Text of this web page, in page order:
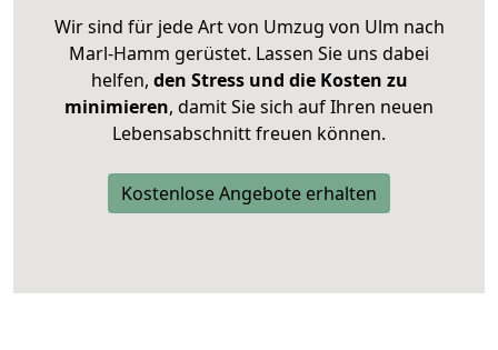
Wir sind für jede Art von Umzug von Ulm nach
Marl-Hamm gerüstet. Lassen Sie uns dabei
helfen, den Stress und die Kosten zu
minimieren, damit Sie sich auf Ihren neuen
Lebensabschnitt freuen können.
Kostenlose Angebote erhalten